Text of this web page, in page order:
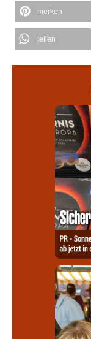
merken
teilen